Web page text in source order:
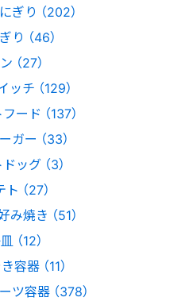
ぎり （202）
り （46）
（27）
チ （129）
ード （137）
ガー （33）
ッグ （3）
（27）
み焼き （51）
（12）
容器 （11）
ツ容器 （378）